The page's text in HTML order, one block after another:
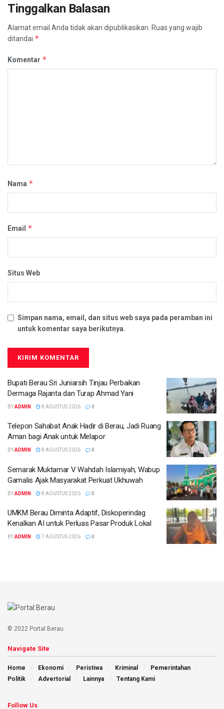
Tinggalkan Balasan
Alamat email Anda tidak akan dipublikasikan. Ruas yang wajib
ditandai *
Komentar *
Nama *
Email *
Situs Web
Simpan nama, email, dan situs web saya pada peramban ini
untuk komentar saya berikutnya.
Bupati Berau Sri Juniarsih Tinjau Perbaikan
Dermaga Rajanta dan Turap Ahmad Yani
BYADMIN 8 AGUSTUS 2026 0
Telepon Sahabat Anak Hadir di Berau, Jadi Ruang
Aman bagi Anak untuk Melapor
BYADMIN 8 AGUSTUS 2026 0
Semarak Muktamar V Wahdah Islamiyah, Wabup
Gamalis Ajak Masyarakat Perkuat Ukhuwah
BYADMIN 8 AGUSTUS 2026 0
UMKM Berau Diminta Adaptif, Diskoperindag
Kenalkan AI untuk Perluas Pasar Produk Lokal
BYADMIN 7 AGUSTUS 2026 0
© 2022 Portal Berau
Navigate Site
Home Ekonomi Peristiwa Kriminal
Pemerintahan
Politik
Advertorial Lainnya Tentang Kami
Follow Us